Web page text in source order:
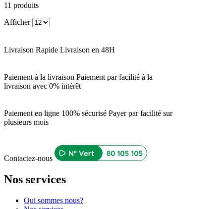
11 produits
Afficher
Livraison Rapide Livraison en 48H
Paiement à la livraison Paiement par facilité à la
livraison avec 0% intérêt
Paiement en ligne 100% sécurisé Payer par facilité sur
plusieurs mois
Contactez-nous
Nos services
Qui sommes nous?